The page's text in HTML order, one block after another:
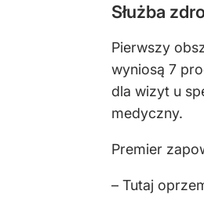
Służba
Pierwszy
wyniosą 7
dla wizyt u
medyczny.
Premier
– Tutaj